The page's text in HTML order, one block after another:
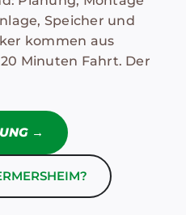
Speicher und
kommen aus
Minuten Fahrt. Der
→